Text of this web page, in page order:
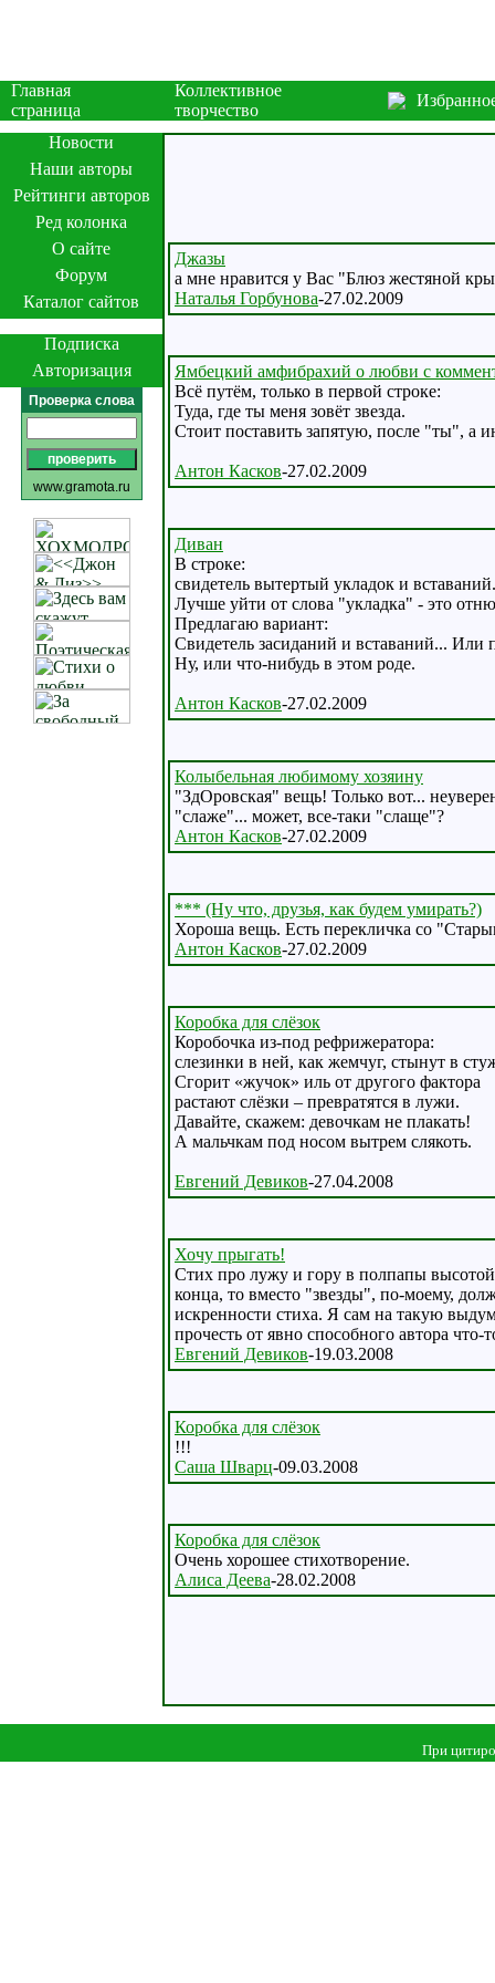
Главная
страница
Коллективное
творчество
Новости
Наши авторы
Рейтинги авторов
Ред колонка
О сайте
Форум
Каталог сайтов
Подписка
Авторизация
Проверка слова
www.gramota.ru
Джазы
а мне нравится у Вас "Блюз жестяной
Наталья Горбунова-27.02.2009
Ямбецкий амфибрахий о любви с
Всё путём, только в первой строке:
Туда, где ты меня зовёт звезда.
Стоит поставить запятую, после "ты", а
Антон Касков-27.02.2009
Диван
В строке:
свидетель вытертый укладок и
Лучше уйти от слова "укладка" - это
Предлагаю вариант:
Свидетель засиданий и вставаний... Или
Ну, или что-нибудь в этом роде.
Антон Касков-27.02.2009
Колыбельная любимому хозяину
"ЗдОровская" вещь! Только вот...
"слаже"... может, все-таки "слаще"?
Антон Касков-27.02.2009
*** (Ну что, друзья, как будем умирать?)
Хороша вещь. Есть перекличка со
Антон Касков-27.02.2009
Коробка для слёзок
Коробочка из-под рефрижератора:
слезинки в ней, как жемчуг, стынут в
Сгорит «жучок» иль от другого фактора
растают слёзки – превратятся в лужи.
Давайте, скажем: девочкам не плакать!
А мальчкам под носом вытрем слякоть.
Евгений Девиков-27.04.2008
Хочу прыгать!
Стих про лужу и гору в полпапы
конца, то вместо "звезды", по-моему,
искренности стиха. Я сам на такую
прочесть от явно способного автора
Евгений Девиков-19.03.2008
Коробка для слёзок
!!!
Саша Шварц-09.03.2008
Коробка для слёзок
Очень хорошее стихотворение.
Алиса Деева-28.02.2008
При